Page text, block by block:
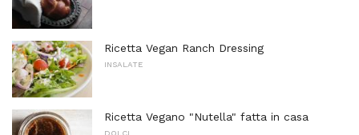
Ricetta Vegan Ranch Dressing
INSALATE
Ricetta Vegano "Nutella" fatta in casa